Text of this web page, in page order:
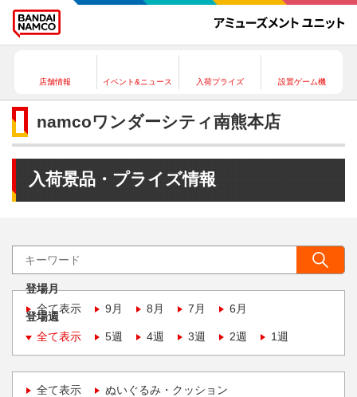
店舗情報 イベント&ニュース 入荷プライズ 設置ゲーム機
namcoワンダーシティ南熊本店
入荷景品・プライズ情報
登場月
全て表示
9月 8月 7月 6月
登場週
全て表示
5週 4週 3週 2週 1週
全て表示 ぬいぐるみ・クッション